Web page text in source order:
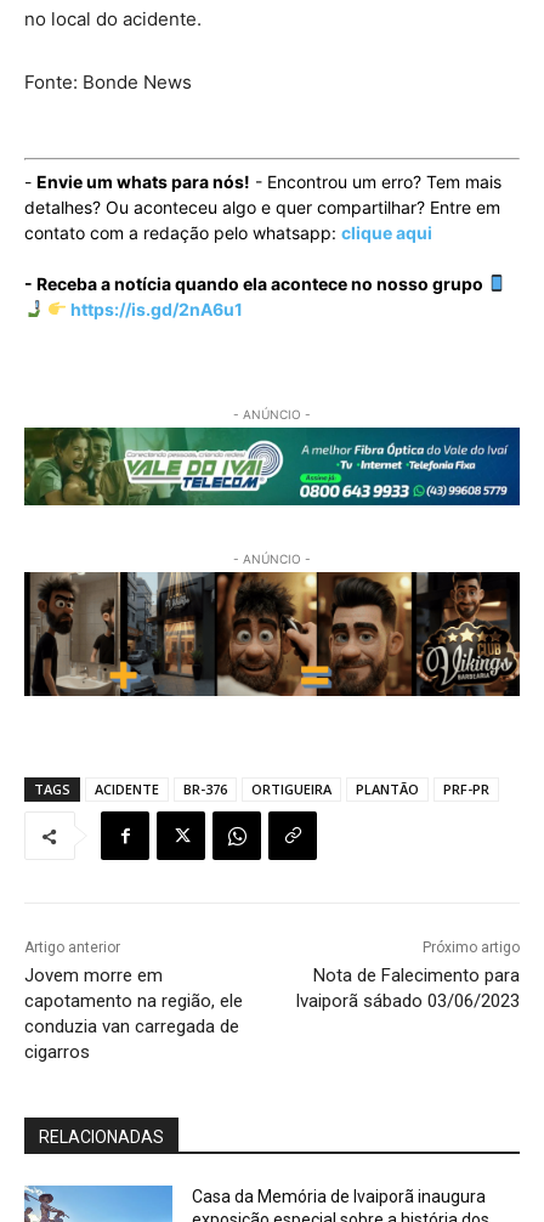
no local do acidente.
Fonte: Bonde News
- Envie um whats para nós! - Encontrou um erro? Tem mais
detalhes? Ou aconteceu algo e quer compartilhar? Entre em
contato com a redação pelo whatsapp: clique aqui
- Receba a notícia quando ela acontece no nosso grupo
https://is.gd/2nA6u1
- ANÚNCIO -
- ANÚNCIO -
TAGS ACIDENTE BR-376 ORTIGUEIRA PLANTÃO PRF-PR
Artigo anterior
Jovem morre em
capotamento na região, ele
conduzia van carregada de
cigarros
Próximo artigo
Nota de Falecimento para
Ivaiporã sábado 03/06/2023
RELACIONADAS
Casa da Memória de Ivaiporã inaugura